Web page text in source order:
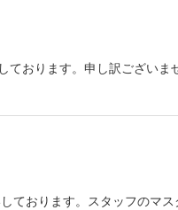
おります。申し訳ござい
ております。スタッフのマ